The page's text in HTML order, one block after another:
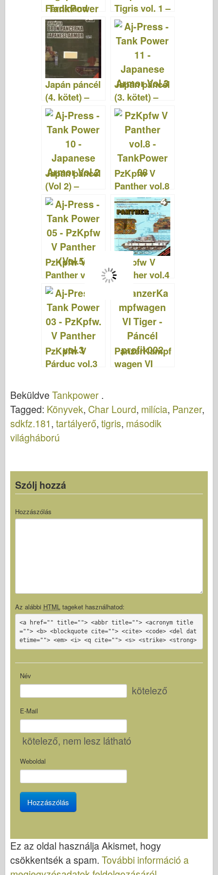
Ferdinand
Elefant Vol.2
– TankPower
23
Tigris vol. 1 –
TankPower
Japán páncél
(4. kötet) –
TankPower
Japán páncél
(3. kötet) –
TankPower
Japán páncél
(Vol 2) –
TankPower
PzKpfw V
Panther vol.8
– TankPower
08
PzKpfw V
Panther vol.5
- TankPower
PzKpfw V
Panther vol.4
- TankPower
PzKpfw V
Párduc vol.3
03
PanzerKampf
wagen VI
Beküldve Tankpower .
Tagged: Könyvek, Char Lourd, milícia, Panzer,
sdkfz.181, tartályerő, tigris, második
világháború
Szólj hozzá
Hozzászólás
Az alábbi HTML tageket használhatod:
<a href="" title=""> <abbr title=""> <acronym title
=""> <b> <blockquote cite=""> <cite> <code> <del dat
etime=""> <em> <i> <q cite=""> <s> <strike> <strong>
Név
kötelező
E-Mail
kötelező, nem lesz látható
Weboldal
Ez az oldal használja Akismet, hogy
csökkentsék a spam. További információ a